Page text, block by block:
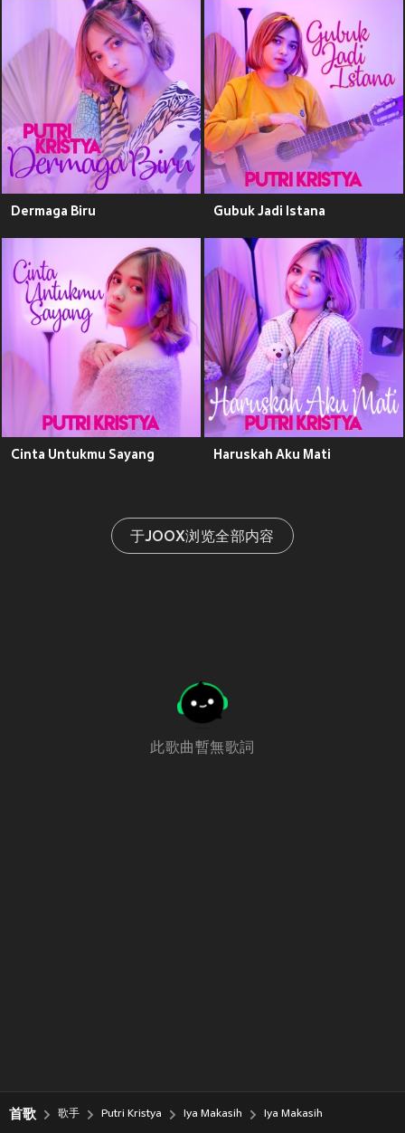
Dermaga Biru Gubuk Jadi Istana
Cinta Untukmu Sayang Haruskah Aku Mati
于JOOX浏览全部内容
此歌曲暫無歌詞
首歌 歌手 Putri Kristya Iya Makasih Iya Makasih